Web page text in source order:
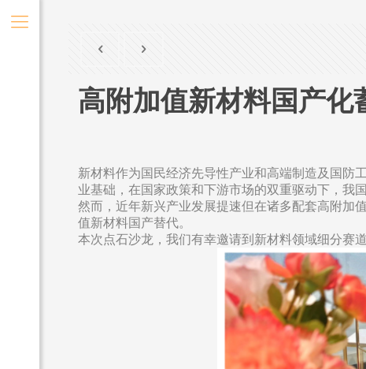
高附加值新材料国产化
新材料作为国民经济先导性产业和高端制造及国防
业基础，在国家政策和下游市场的双重驱动下，我
然而，近年新兴产业发展提速但在诸多配套高附加
值新材料国产替代。
本次点石沙龙，我们有幸邀请到新材料领域细分赛